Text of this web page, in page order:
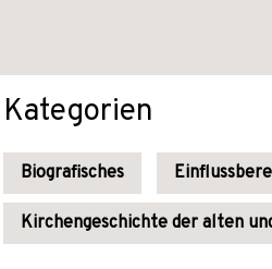
Kategorien
Biografisches
Kirchengeschichte der alten